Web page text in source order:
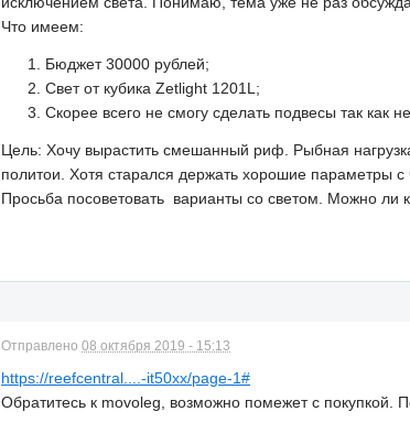
Что имеем:
Бюджет 30000 рублей;
Свет от кубика Zetlight 1201L;
Скорее всего не смогу сделать подвесы так как
Цель: Хочу вырастить смешанный риф. Рыбная
политои. Хотя старался держать хорошие параметры
Просьба посоветовать варианты со светом. Можно ли
Отправлено 08 октября 2019 - 15:13
https://reefcentral....-it50xx/page-1#
Обратитесь к movoleg, возможно помежет с покупкой.